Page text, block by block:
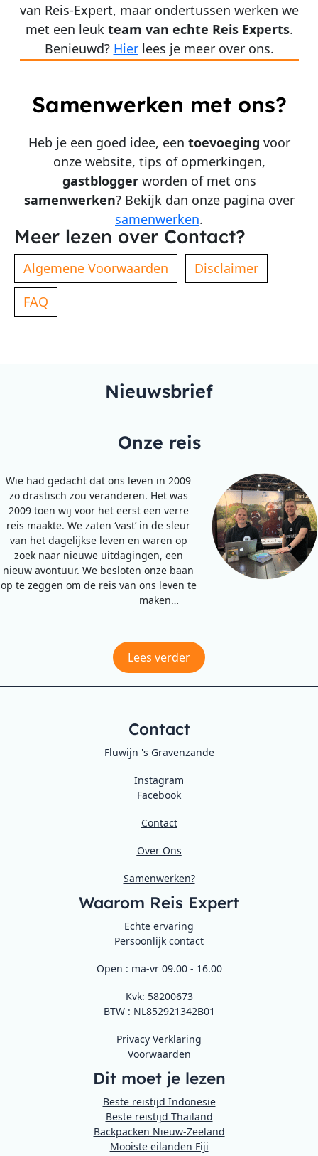
van Reis-Expert, maar ondertussen werken we
met een leuk team van echte Reis Experts.
Benieuwd? Hierlees je meer over ons.
Samenwerken met ons?
Heb je een goed idee, een toevoeging voor
onze website, tips of opmerkingen,
gastbloggerworden of met ons
samenwerken? Bekijk dan onze pagina over
samenwerken.
Meer lezen over Contact?
Algemene Voorwaarden
Disclaimer
FAQ
Nieuwsbrief
Onze reis
Wie had gedacht dat ons leven in 2009
zo drastisch zou veranderen. Het was
2009 toen wij voor het eerst een verre
reis maakte. We zaten ‘vast’ in de sleur
van het dagelijkse leven en waren op
zoek naar nieuwe uitdagingen, een
nieuw avontuur. We besloten onze baan
op te zeggen om de reis van ons leven te
maken…
Lees verder
Contact
Fluwijn 's Gravenzande
Instagram
Facebook
Contact
Over Ons
Samenwerken?
Waarom Reis Expert
Echte ervaring
Persoonlijk contact
Open : ma-vr 09.00 - 16.00
Kvk: 58200673
BTW : NL852921342B01
Privacy Verklaring
Voorwaarden
Dit moet je lezen
Beste reistijd Indonesië
Beste reistijd Thailand
Backpacken Nieuw-Zeeland
Mooiste eilanden Fiji